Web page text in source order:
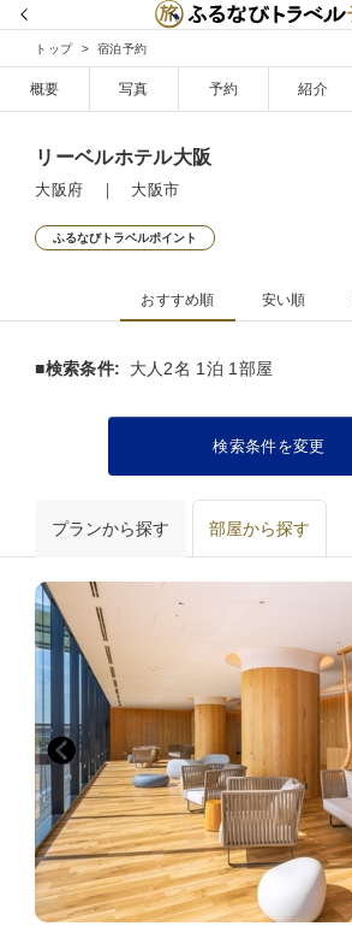
トップ 宿泊予約
概要 写真 予約 紹介
リーベルホテル大阪
大阪府 ｜ 大阪市
ふるなびトラベルポイント
おすすめ順 安い順
■検索条件: 大人2名 1泊 1部屋
検索条件を変更
プランから探す 部屋から探す